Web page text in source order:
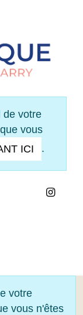
de votre
vous
ICI .
votre
vous n'êtes